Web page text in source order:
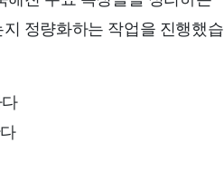
정량화하는 작업을 진행했습